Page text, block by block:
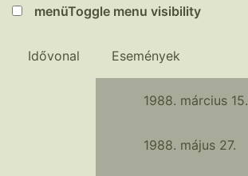
menüToggle menu visibility
Idővonal Események
1988. március 15.
1988. május 27.